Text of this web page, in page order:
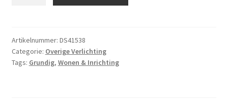
&
LED
kleurschakeringen
Artikelnummer: DS41538
Categorie: Overige Verlichting
Tags: Grundig, Wonen & Inrichting